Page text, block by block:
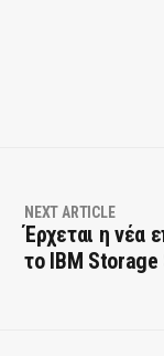
NEXT ARTICLE
Έρχεται η νέα
το IBM